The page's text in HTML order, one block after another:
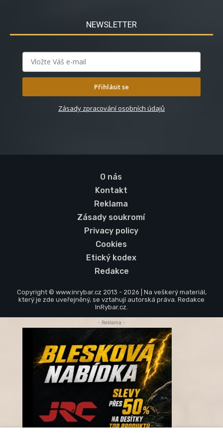
NEWSLETTER
Přihlásit se
Zásady zpracování osobních údajů
O nás
Kontakt
Reklama
Zásady soukromí
Privacy policy
Cookies
Etický kodex
Redakce
Copyright © www.inrybar.cz 2013 - 2026 | Na veškerý materiál,
který je zde uveřejněný, se vztahují autorská práva. Redakce
InRybar.cz.
- Reklama -